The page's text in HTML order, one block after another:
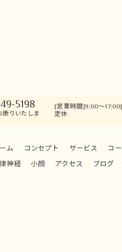
5198
断りいたしま
[営業時間]9:00～
定休
ム コンセプト サービス コ
神経 小顔 アクセス ブログ